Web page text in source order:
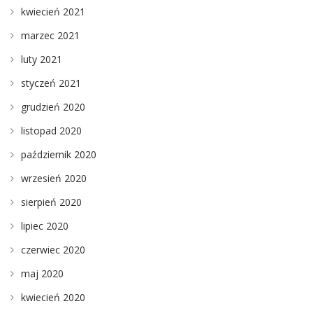
kwiecień 2021
marzec 2021
luty 2021
styczeń 2021
grudzień 2020
listopad 2020
październik 2020
wrzesień 2020
sierpień 2020
lipiec 2020
czerwiec 2020
maj 2020
kwiecień 2020